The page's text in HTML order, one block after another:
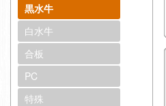
黒水牛
白水牛
合板
PC
特殊